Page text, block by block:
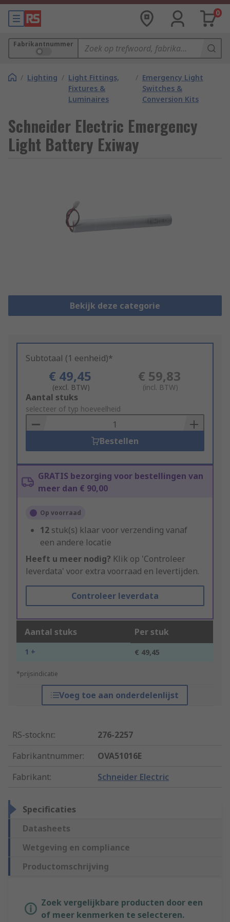
0
Fabrikantnummer
/ Lighting / Light Fittings,
Fixtures &
Luminaires
/ Emergency Light
Switches &
Conversion Kits
Schneider Electric Emergency
Light Battery Exiway
Bekijk deze categorie
Subtotaal (1 eenheid)*
€ 49,45
(excl. BTW)
€ 59,83
(incl. BTW)
Add
to
Basket
Aantal stuks
selecteer of typ hoeveelheid
Bestellen
GRATIS bezorging voor bestellingen van
meer dan € 90,00
Op voorraad
12 stuk(s) klaar voor verzending vanaf
een andere locatie
Heeft u meer nodig? Klik op 'Controleer
leverdata' voor extra voorraad en levertijden.
Controleer leverdata
Aantal stuks Per stuk
1 + € 49,45
*prijsindicatie
Voeg toe aan onderdelenlijst
RS-stocknr.:
276-2257
Fabrikantnummer:
OVA51016E
Fabrikant: Schneider Electric
Specificaties
Datasheets
Wetgeving en compliance
Productomschrijving
Zoek vergelijkbare producten door een
of meer kenmerken te selecteren.